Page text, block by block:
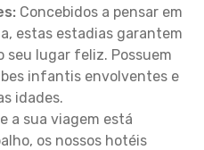
Concebidos a pensar em
estas estadias garantem
seu lugar feliz. Possuem
infantis envolventes e
idades.
a sua viagem está
os nossos hotéis